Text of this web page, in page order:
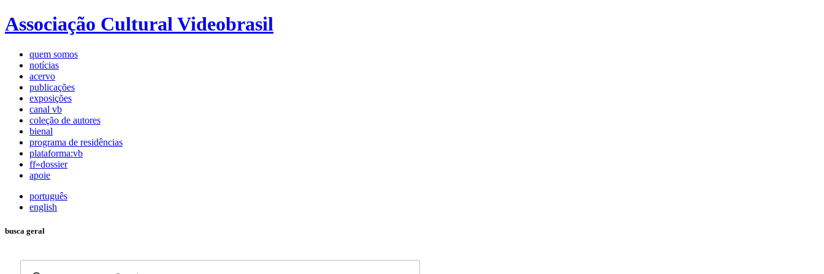
Associação Cultural Videobrasil
quem somos
notícias
acervo
publicações
exposições
canal vb
coleção de autores
bienal
programa de residências
plataforma:vb
ff»dossier
apoie
português
english
busca geral